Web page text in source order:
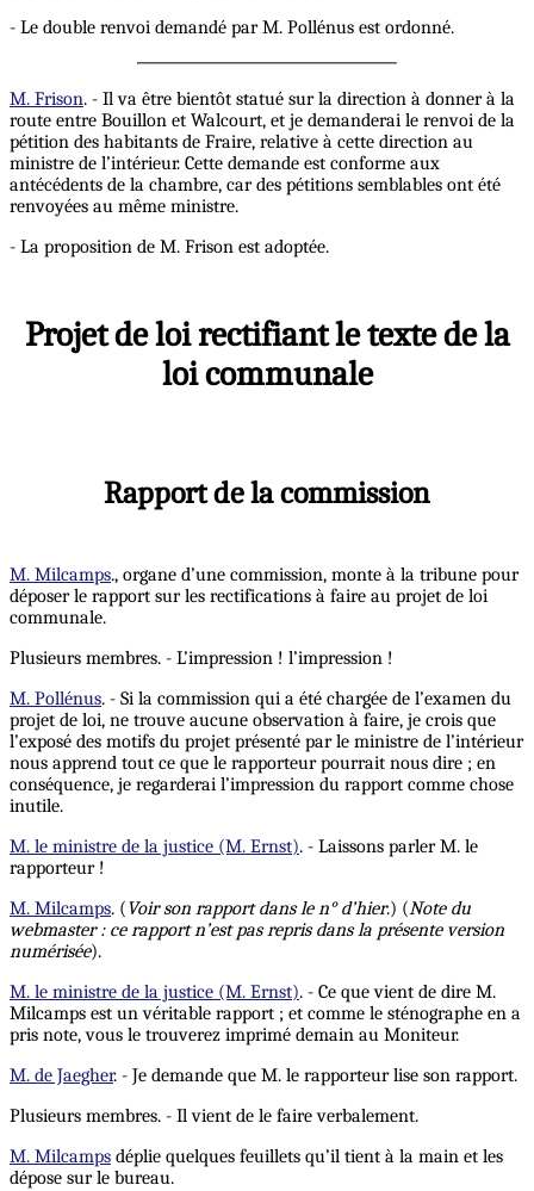
- Le double renvoi demandé par M. Pollénus est ordonné.
M. Frison. - Il va être bientôt statué sur la direction à donner à la
route entre Bouillon et Walcourt, et je demanderai le renvoi de la
pétition des habitants de Fraire, relative à cette direction au
ministre de l’intérieur. Cette demande est conforme aux
antécédents de la chambre, car des pétitions semblables ont été
renvoyées au même ministre.
- La proposition de M. Frison est adoptée.
Projet de loi rectifiant le texte de la
loi communale
Rapport de la commission
M. Milcamps., organe d’une commission, monte à la tribune pour
déposer le rapport sur les rectifications à faire au projet de loi
communale.
Plusieurs membres. - L’impression ! l’impression !
M. Pollénus. - Si la commission qui a été chargée de l’examen du
projet de loi, ne trouve aucune observation à faire, je crois que
l’exposé des motifs du projet présenté par le ministre de l’intérieur
nous apprend tout ce que le rapporteur pourrait nous dire ; en
conséquence, je regarderai l’impression du rapport comme chose
inutile.
M. le ministre de la justice (M. Ernst). - Laissons parler M. le
rapporteur !
M. Milcamps. (Voir son rapport dans le n° d’hier.) (Note du
webmaster : ce rapport n’est pas repris dans la présente version
numérisée).
M. le ministre de la justice (M. Ernst). - Ce que vient de dire M.
Milcamps est un véritable rapport ; et comme le sténographe en a
pris note, vous le trouverez imprimé demain au Moniteur.
M. de Jaegher. - Je demande que M. le rapporteur lise son rapport.
Plusieurs membres. - Il vient de le faire verbalement.
M. Milcamps déplie quelques feuillets qu’il tient à la main et les
dépose sur le bureau.